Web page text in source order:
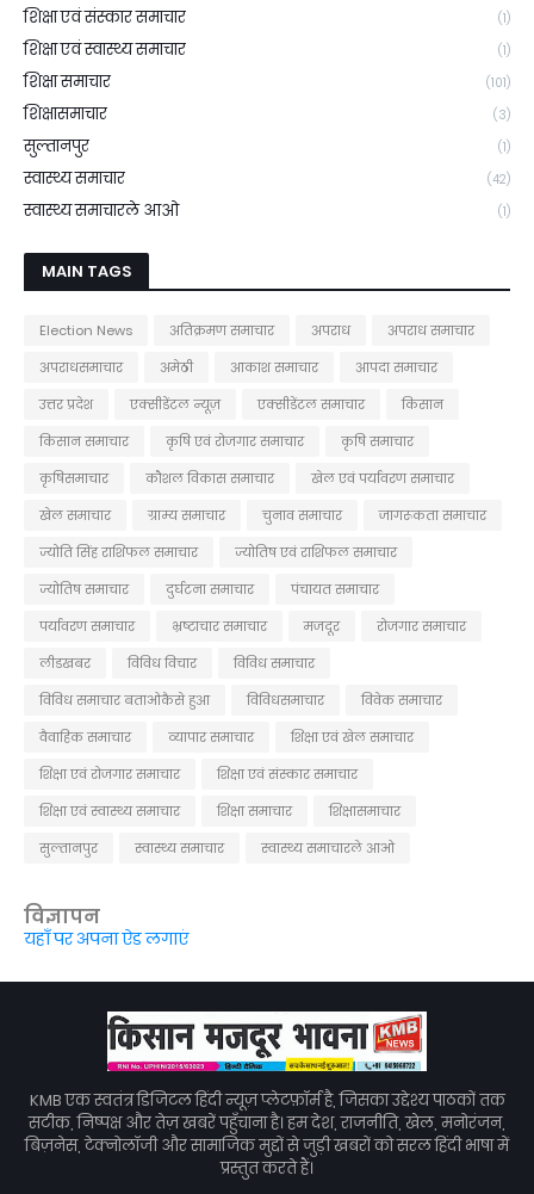
शिक्षा एवं संस्कार समाचार (1)
शिक्षा एवं स्वास्थ्य समाचार (1)
शिक्षा समाचार (101)
शिक्षासमाचार (3)
सुल्तानपुर (1)
स्वास्थ्य समाचार (42)
स्वास्थ्य समाचारले आओ (1)
MAIN TAGS
Election News अतिक्रमण समाचार अपराध
अपराध समाचार
अपराधसमाचार
अमेठी आकाश समाचार
आपदा समाचार
उत्तर प्रदेश
एक्सीडेंटल न्यूज़ एक्सीडेंटल समाचार
किसान
किसान समाचार
कृषि एवं रोजगार समाचार
कृषि समाचार
कृषिसमाचार
कौशल विकास समाचार
खेल एवं पर्यावरण समाचार
खेल समाचार
ग्राम्य समाचार चुनाव समाचार
जागरूकता समाचार
ज्योति सिंह राशिफल समाचार
ज्योतिष एवं राशिफल समाचार
ज्योतिष समाचार
दुर्घटना समाचार
पंचायत समाचार
पर्यावरण समाचार
भ्रष्टाचार समाचार मजदूर
रोजगार समाचार
लीडखबर
विविध विचार
विविध समाचार
विविध समाचार बताओकैसे हुआ
विविधसमाचार
विवेक समाचार
वैवाहिक समाचार
व्यापार समाचार
शिक्षा एवं खेल समाचार
शिक्षा एवं रोजगार समाचार
शिक्षा एवं संस्कार समाचार
शिक्षा एवं स्वास्थ्य समाचार
शिक्षा समाचार
शिक्षासमाचार
सुल्तानपुर
स्वास्थ्य समाचार स्वास्थ्य समाचारले आओ
विज्ञापन
यहाँ पर अपना ऐड लगाएं
KMB एक स्वतंत्र डिजिटल हिंदी न्यूज़ प्लेटफ़ॉर्म है, जिसका उद्देश्य पाठकों तक
सटीक, निष्पक्ष और तेज़ खबरें पहुँचाना है। हम देश, राजनीति, खेल, मनोरंजन,
बिज़नेस, टेक्नोलॉजी और सामाजिक मुद्दों से जुड़ी खबरों को सरल हिंदी भाषा में
प्रस्तुत करते हैं।